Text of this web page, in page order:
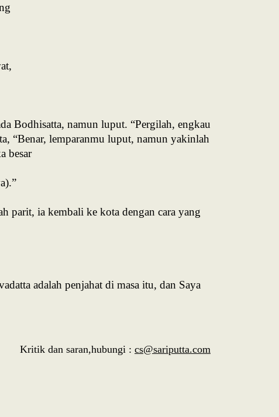
Bodhisatta, namun luput. “Pergilah, engkau
“Benar, lemparanmu luput, namun yakinlah
besar
parit, ia kembali ke kota dengan cara yang
adalah penjahat di masa itu, dan Saya
Kritik dan saran,hubungi : cs@sariputta.com